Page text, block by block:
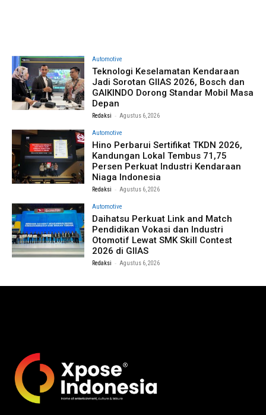
Automotive
Teknologi Keselamatan Kendaraan
Jadi Sorotan GIIAS 2026, Bosch dan
GAIKINDO Dorong Standar Mobil Masa
Depan
Redaksi - Agustus 6, 2026
Automotive
Hino Perbarui Sertifikat TKDN 2026,
Kandungan Lokal Tembus 71,75
Persen Perkuat Industri Kendaraan
Niaga Indonesia
Redaksi - Agustus 6, 2026
Automotive
Daihatsu Perkuat Link and Match
Pendidikan Vokasi dan Industri
Otomotif Lewat SMK Skill Contest
2026 di GIIAS
Redaksi - Agustus 6, 2026